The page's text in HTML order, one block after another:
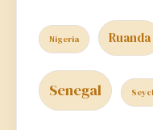
Nigeria Ruanda
Senegal